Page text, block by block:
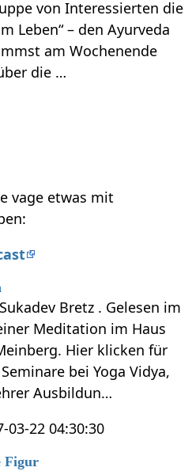
von Interessierten die
Leben“ – den Ayurveda
am Wochenende
die …
vage etwas mit
Bretz . Gelesen im
Meditation im Haus
Hier klicken für
bei Yoga Vidya,
Ausbildun…
03-22 04:30:30
Figur